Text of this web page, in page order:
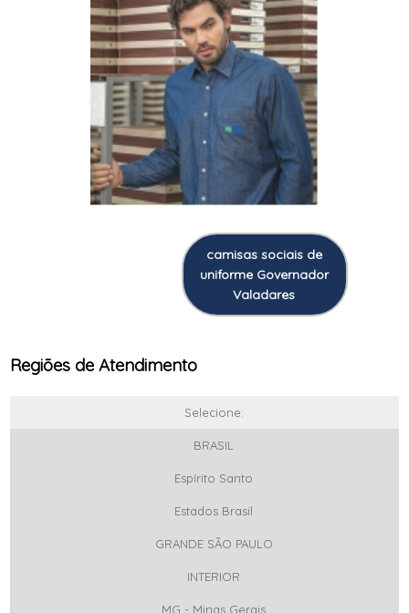
camisas sociais de
uniforme Governador
Valadares
Regiões de Atendimento
Selecione:
BRASIL
Espírito Santo
Estados Brasil
GRANDE SÃO PAULO
INTERIOR
MG - Minas Gerais